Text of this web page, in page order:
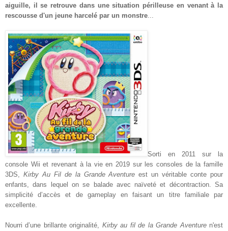
aiguille, il se retrouve dans une situation périlleuse en venant à la
rescousse d'un jeune harcelé par un monstre...
Sorti en 2011 sur la
console Wii et revenant à la vie en 2019 sur les consoles de la famille
3DS, Kirby Au Fil de la Grande Aventure est un véritable conte pour
enfants, dans lequel on se balade avec naïveté et décontraction. Sa
simplicité d’accès et de gameplay en faisant un titre familiale par
excellente.
Nourri d’une brillante originalité, Kirby au fil de la Grande Aventuren'est